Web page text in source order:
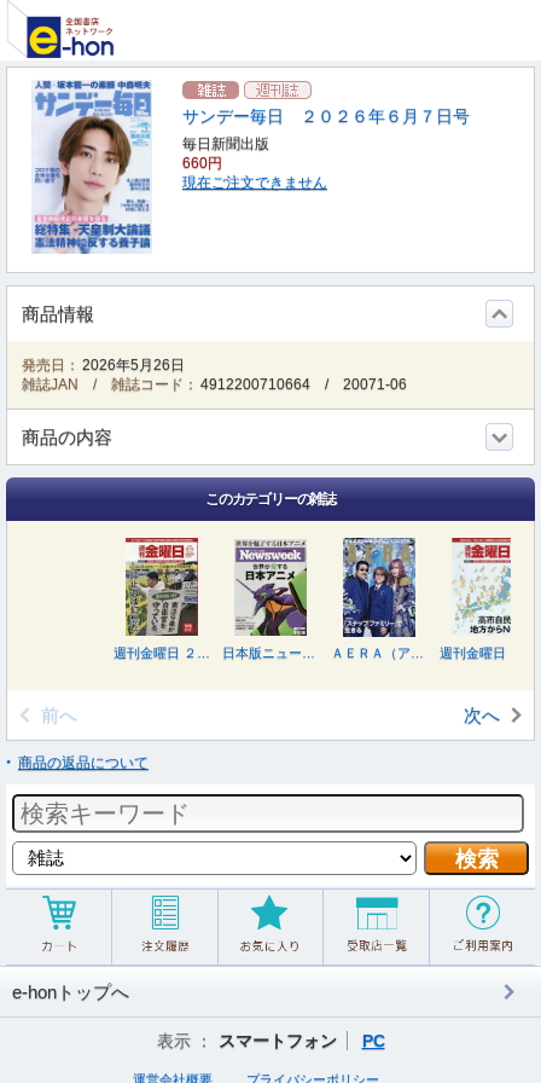
サンデー毎日 ２０２６年６月７日号
毎日新聞出版
660円
現在ご注文できません
商品情報
発売日： 2026年5月26日
雑誌JAN / 雑誌コード： 4912200710664 /20071-06
商品の内容
このカテゴリーの雑誌
前へ 次へ
商品の返品について
e-honトップへ
表示 ： スマートフォン PC
運営会社概要 プライバシーポリシー